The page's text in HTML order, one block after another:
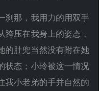
刹那，我用力的用双手
压在我身上的姿态，
的肚兜当然没有附在她
状态；小玲被这一情况
我小老弟的手并自然的